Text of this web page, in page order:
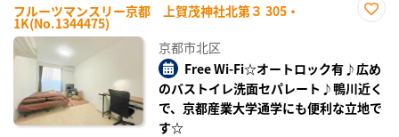
フルーツマンスリー京都 上賀茂神社北第３ 305・
1K(No.1344475)
録
京都市北区
Free Wi-Fi☆オートロック有♪広め
のバストイレ洗面セパレート♪鴨川近く
で、京都産業大学通学にも便利な立地で
す☆